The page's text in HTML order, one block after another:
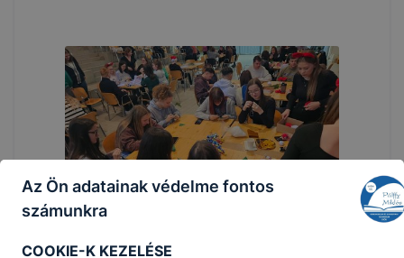
Az Ön adatainak védelme fontos
számunkra
COOKIE-K KEZELÉSE